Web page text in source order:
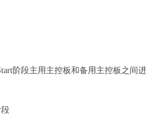
阶段主用主控板和备用主控板之间进
段